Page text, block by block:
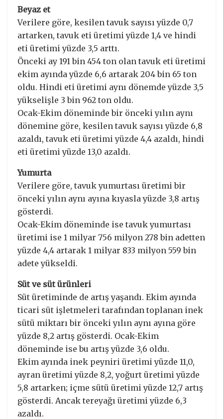
Beyaz et
Verilere göre, kesilen tavuk sayısı yüzde 0,7
artarken, tavuk eti üretimi yüzde 1,4 ve hindi
eti üretimi yüzde 3,5 arttı.
Önceki ay 191 bin 454 ton olan tavuk eti üretimi
ekim ayında yüzde 6,6 artarak 204 bin 65 ton
oldu. Hindi eti üretimi aynı dönemde yüzde 3,5
yükselişle 3 bin 962 ton oldu.
Ocak-Ekim döneminde bir önceki yılın aynı
dönemine göre, kesilen tavuk sayısı yüzde 6,8
azaldı, tavuk eti üretimi yüzde 4,4 azaldı, hindi
eti üretimi yüzde 13,0 azaldı.
Yumurta
Verilere göre, tavuk yumurtası üretimi bir
önceki yılın aynı ayına kıyasla yüzde 3,8 artış
gösterdi.
Ocak-Ekim döneminde ise tavuk yumurtası
üretimi ise 1 milyar 756 milyon 278 bin adetten
yüzde 4,4 artarak 1 milyar 833 milyon 559 bin
adete yükseldi.
Süt ve süt ürünleri
Süt üretiminde de artış yaşandı. Ekim ayında
ticari süt işletmeleri tarafından toplanan inek
sütü miktarı bir önceki yılın aynı ayına göre
yüzde 8,2 artış gösterdi. Ocak-Ekim
döneminde ise bu artış yüzde 3,6 oldu.
Ekim ayında inek peyniri üretimi yüzde 11,0,
ayran üretimi yüzde 8,2, yoğurt üretimi yüzde
5,8 artarken; içme sütü üretimi yüzde 12,7 artış
gösterdi. Ancak tereyağı üretimi yüzde 6,3
azaldı.